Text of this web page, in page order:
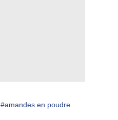
#amandes en poudre